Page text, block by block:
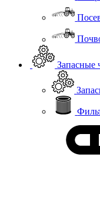
Запасные